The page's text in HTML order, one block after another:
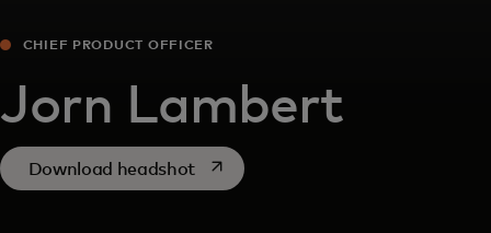
CHIEF PRODUCT OFFICER
Jorn Lambert
Download headshotopens in a new tab